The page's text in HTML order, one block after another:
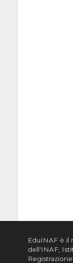
EduINAF è il
dell'INAF,